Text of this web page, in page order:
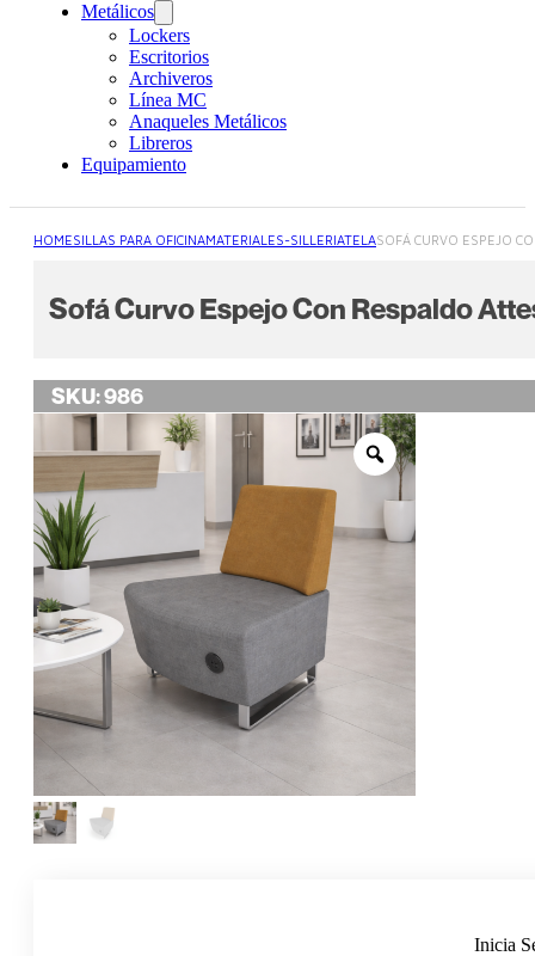
Metálicos
Lockers
Escritorios
Archiveros
Línea MC
Anaqueles Metálicos
Libreros
Equipamiento
HOMESILLAS PARA OFICINAMATERIALES-SILLERIATELASOFÁ CURVO ESPEJO
Sofá Curvo Espejo Con Respaldo
SKU:986
Inicia